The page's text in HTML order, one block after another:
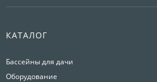
КАТАЛОГ
Бассейны для дачи
Оборудование